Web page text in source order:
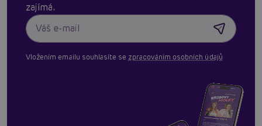
zajímá.
Vložením emailu souhlasíte se zpracováním osobních údajů